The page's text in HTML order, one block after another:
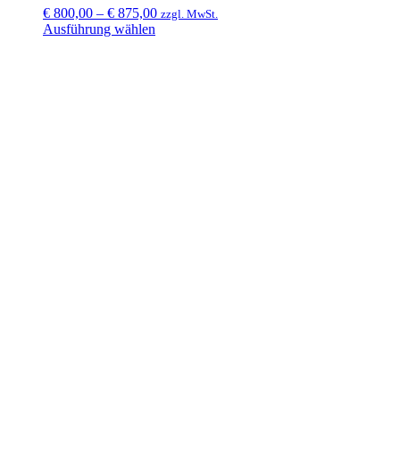
€ 800,00 – € 875,00 zzgl. MwSt.
Ausführung wählen